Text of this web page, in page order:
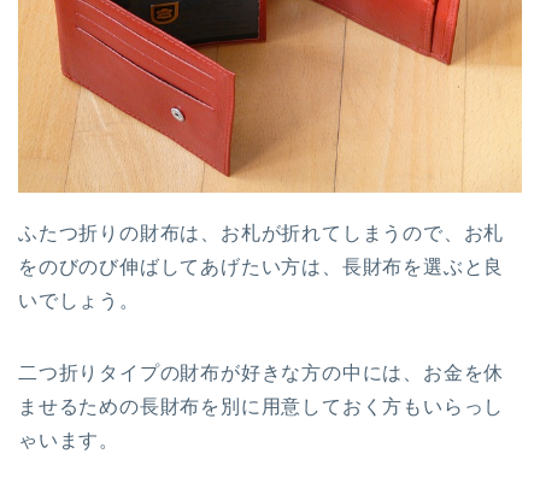
ふたつ折りの財布は、お札が折れてしまうので、お札
をのびのび伸ばしてあげたい方は、長財布を選ぶと良
いでしょう。
二つ折りタイプの財布が好きな方の中には、お金を休
ませるための長財布を別に用意しておく方もいらっし
ゃいます。